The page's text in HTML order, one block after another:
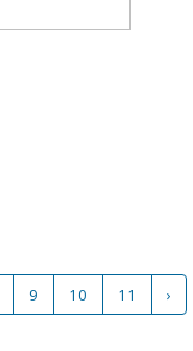
9 10 11 ›